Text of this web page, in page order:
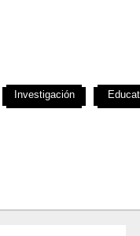
Investigación